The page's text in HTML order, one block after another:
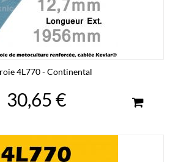
4L770 - Continental
30,65 €